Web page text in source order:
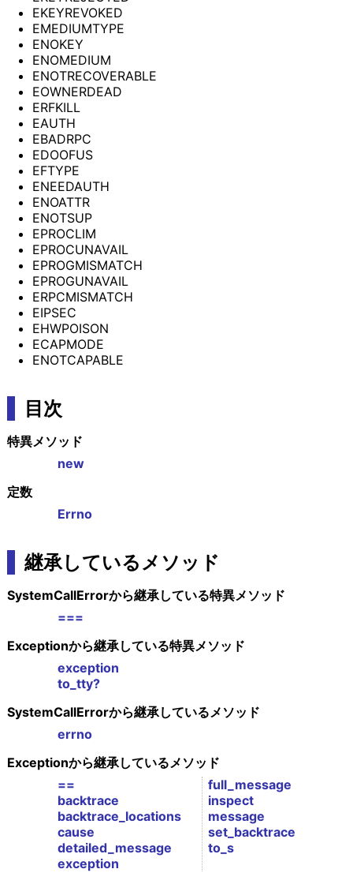
EKEYREVOKED
EMEDIUMTYPE
ENOKEY
ENOMEDIUM
ENOTRECOVERABLE
EOWNERDEAD
ERFKILL
EAUTH
EBADRPC
EDOOFUS
EFTYPE
ENEEDAUTH
ENOATTR
ENOTSUP
EPROCLIM
EPROCUNAVAIL
EPROGMISMATCH
EPROGUNAVAIL
ERPCMISMATCH
EIPSEC
EHWPOISON
ECAPMODE
ENOTCAPABLE
目次
特異メソッド
new
定数
Errno
継承しているメソッド
SystemCallErrorから継承している特異メソッド
===
Exceptionから継承している特異メソッド
exception
to_tty?
SystemCallErrorから継承しているメソッド
errno
Exceptionから継承しているメソッド
==
backtrace
backtrace_locations
cause
detailed_message
exception
full_message
inspect
message
set_backtrace
to_s